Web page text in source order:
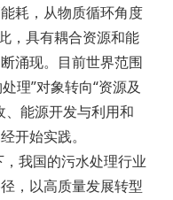
耗，从物质循环角度
，具有耦合资源和能
涌现。目前世界范围
理”对象转向“资源及
、能源开发与利用和
开始实践。
我国的污水处理行业
，以高质量发展转型